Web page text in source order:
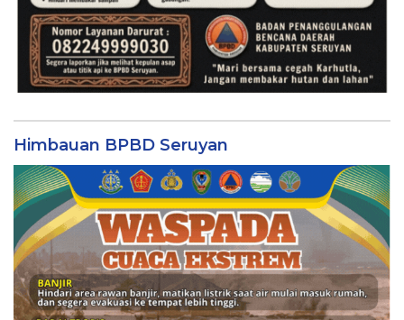
Himbauan BPBD Seruyan